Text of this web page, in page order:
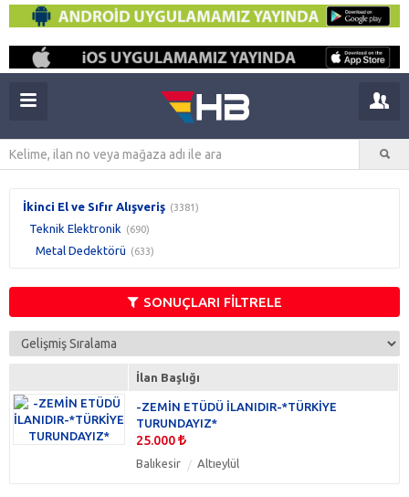
İkinci El ve Sıfır Alışveriş (3381)
Teknik Elektronik (690)
Metal Dedektörü (633)
SONUÇLARI FİLTRELE
İlan Başlığı
-ZEMİN ETÜDÜ İLANIDIR-*TÜRKİYE
TURUNDAYIZ*
25.000
Balıkesir Altıeylül